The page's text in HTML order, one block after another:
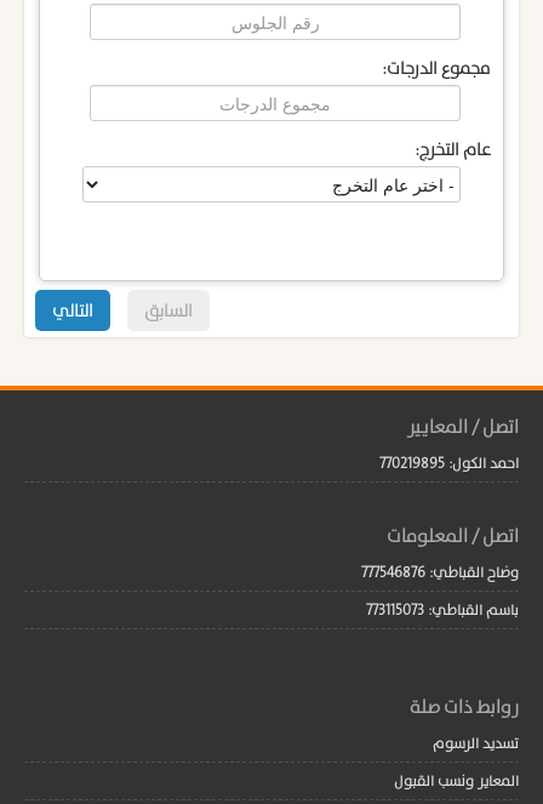
مجموع الدرجات:
عام التخرج:
السابق التالي
اتصل / المعايير
احمد الكول: 770219895
اتصل / المعلومات
وضاح القباطي: 777546876
باسم القباطي: 773115073
روابط ذات صلة
تسديد الرسوم
المعاير ونسب القبول